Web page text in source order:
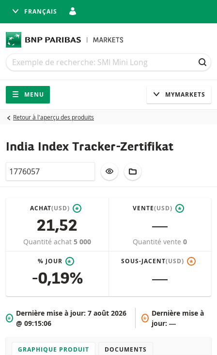
FRANÇAIS
Recherche
Recherche
Navigation
Navigation sur le site
MENU MYMARKETS
Retour à l'aperçu des produits
India Index Tracker-Zertifikat
Valor AJOUTER À LA LISTE DE SUIVI
ACHAT(USD) *
21,52
Quantité achat 5 000
VENTE(USD) *
―
Quantité vente 0
% JOUR *
-0,19%
SOUS-JACENT(USD) *
―
*
Dernière mise à jour: 7 août 2026
@ 09:15:06
*
Dernière mise à
jour: ―
GRAPHIQUE PRODUIT DOCUMENTS